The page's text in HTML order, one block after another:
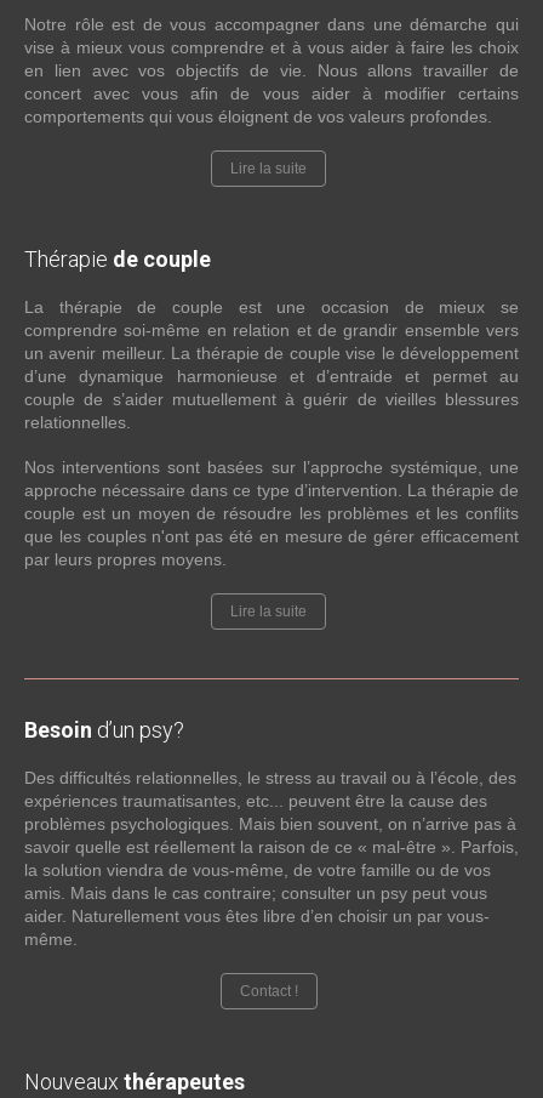
Notre rôle est de vous accompagner dans une démarche qui
vise à mieux vous comprendre et à vous aider à faire les choix
en lien avec vos objectifs de vie. Nous allons travailler de
concert avec vous afin de vous aider à modifier certains
comportements qui vous éloignent de vos valeurs profondes.
Lire la suite
Thérapie de couple
La thérapie de couple est une occasion de mieux se
comprendre soi-même en relation et de grandir ensemble vers
un avenir meilleur. La thérapie de couple vise le développement
d’une dynamique harmonieuse et d’entraide et permet au
couple de s’aider mutuellement à guérir de vieilles blessures
relationnelles.
Nos interventions sont basées sur l’approche systémique, une
approche nécessaire dans ce type d’intervention. La thérapie de
couple est un moyen de résoudre les problèmes et les conflits
que les couples n'ont pas été en mesure de gérer efficacement
par leurs propres moyens.
Lire la suite
Besoin d’un psy?
Des difficultés relationnelles, le stress au travail ou à l’école, des
expériences traumatisantes, etc... peuvent être la cause des
problèmes psychologiques. Mais bien souvent, on n’arrive pas à
savoir quelle est réellement la raison de ce « mal-être ». Parfois,
la solution viendra de vous-même, de votre famille ou de vos
amis. Mais dans le cas contraire; consulter un psy peut vous
aider. Naturellement vous êtes libre d’en choisir un par vous-
même.
Contact !
Nouveaux thérapeutes